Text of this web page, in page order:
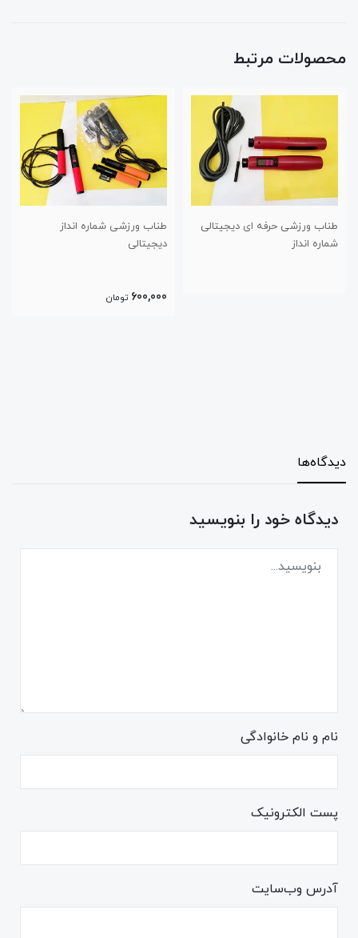
محصولات مرتبط
طناب ورزشی شماره انداز
طناب ورزشی دسته ابری
280,000
دیدگاه‌ها
دیدگاه خود را بنویسید
نام و نام خانوادگی
پست الکترونیک
آدرس وب‌سایت